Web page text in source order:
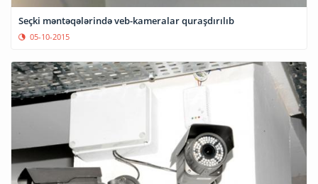
Seçki məntəqələrində veb-kameralar quraşdırılıb
05-10-2015